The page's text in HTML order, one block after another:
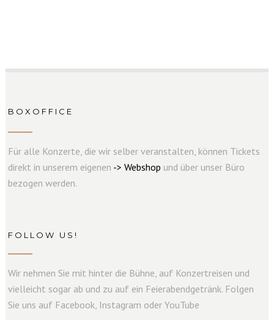
BOXOFFICE
Für alle Konzerte, die wir selber veranstalten, können Tickets
direkt in unserem eigenen ->Webshop und über unser Büro
bezogen werden.
FOLLOW US!
Wir nehmen Sie mit hinter die Bühne, auf Konzertreisen und
vielleicht sogar ab und zu auf ein Feierabendgetränk. Folgen
Sie uns auf Facebook, Instagram oder YouTube